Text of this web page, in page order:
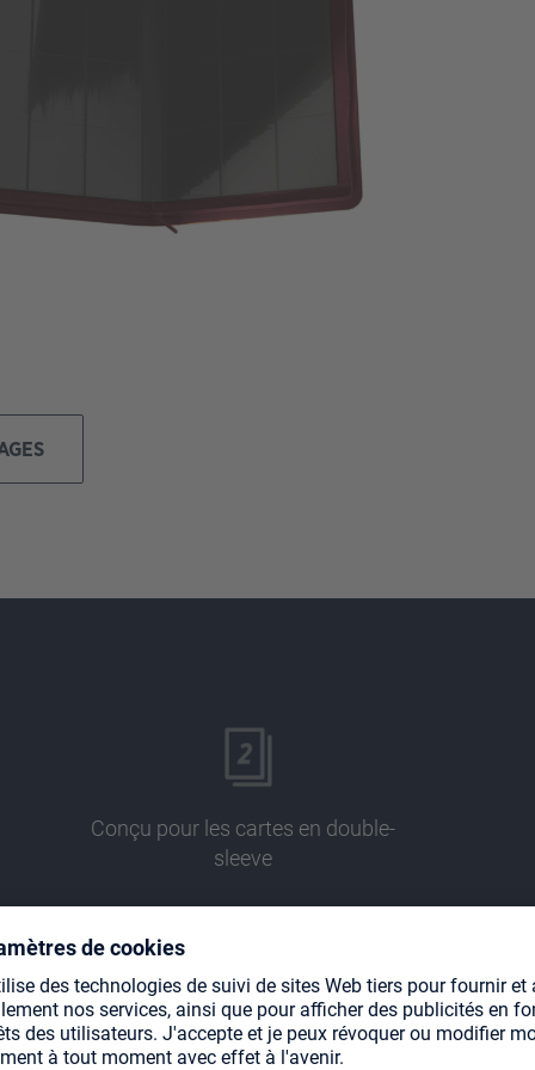
Conçu pour les cartes en double-
sleeve
Pages sans acide ni PVC